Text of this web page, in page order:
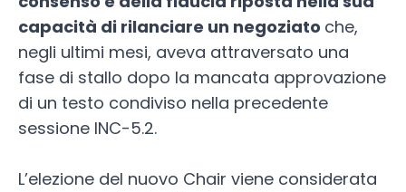
capacità di rilanciare un negoziato che,
negli ultimi mesi, aveva attraversato una
fase di stallo dopo la mancata approvazione
di un testo condiviso nella precedente
sessione INC-5.2.
L’elezione del nuovo Chair viene considerata